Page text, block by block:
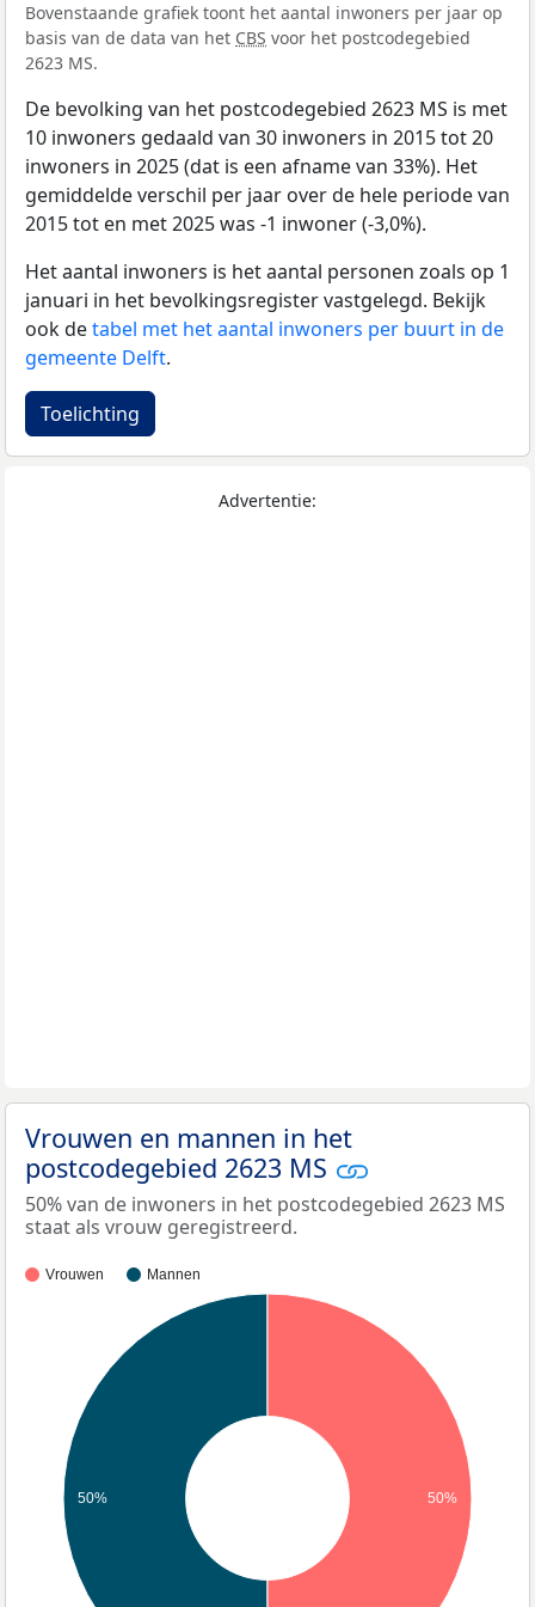
Bovenstaande grafiek toont het aantal inwoners per jaar op
basis van de data van het CBS voor het postcodegebied
2623 MS.
De bevolking van het postcodegebied 2623 MS is met
10 inwoners gedaald van 30 inwoners in 2015 tot 20
inwoners in 2025 (dat is een afname van 33%). Het
gemiddelde verschil per jaar over de hele periode van
2015 tot en met 2025 was -1 inwoner (-3,0%).
Het aantal inwoners is het aantal personen zoals op 1
januari in het bevolkingsregister vastgelegd. Bekijk
ook detabel met het aantal inwoners per buurt in de
gemeente Delft.
Toelichting
Advertentie:
Vrouwen en mannen in het
postcodegebied 2623 MS
50% van de inwoners in het postcodegebied 2623 MS
staat als vrouw geregistreerd.
Vrouwen Mannen
50% 50%